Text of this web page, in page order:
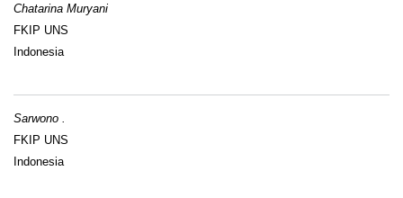
Chatarina Muryani
FKIP UNS
Indonesia
Sarwono .
FKIP UNS
Indonesia